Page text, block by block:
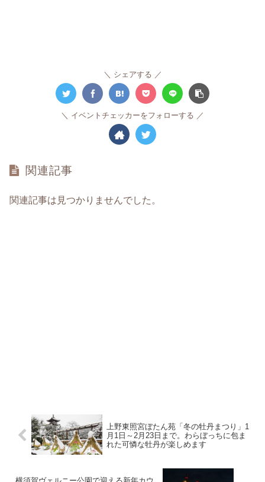
シェアする
イベントチェッカーをフォローする
関連記事
関連記事は見つかりませんでした。
上野東照宮ぼたん苑「冬の牡丹まつり」1
月1日～2月23日まで。わらぼっちに包ま
れた可憐な牡丹が楽しめます